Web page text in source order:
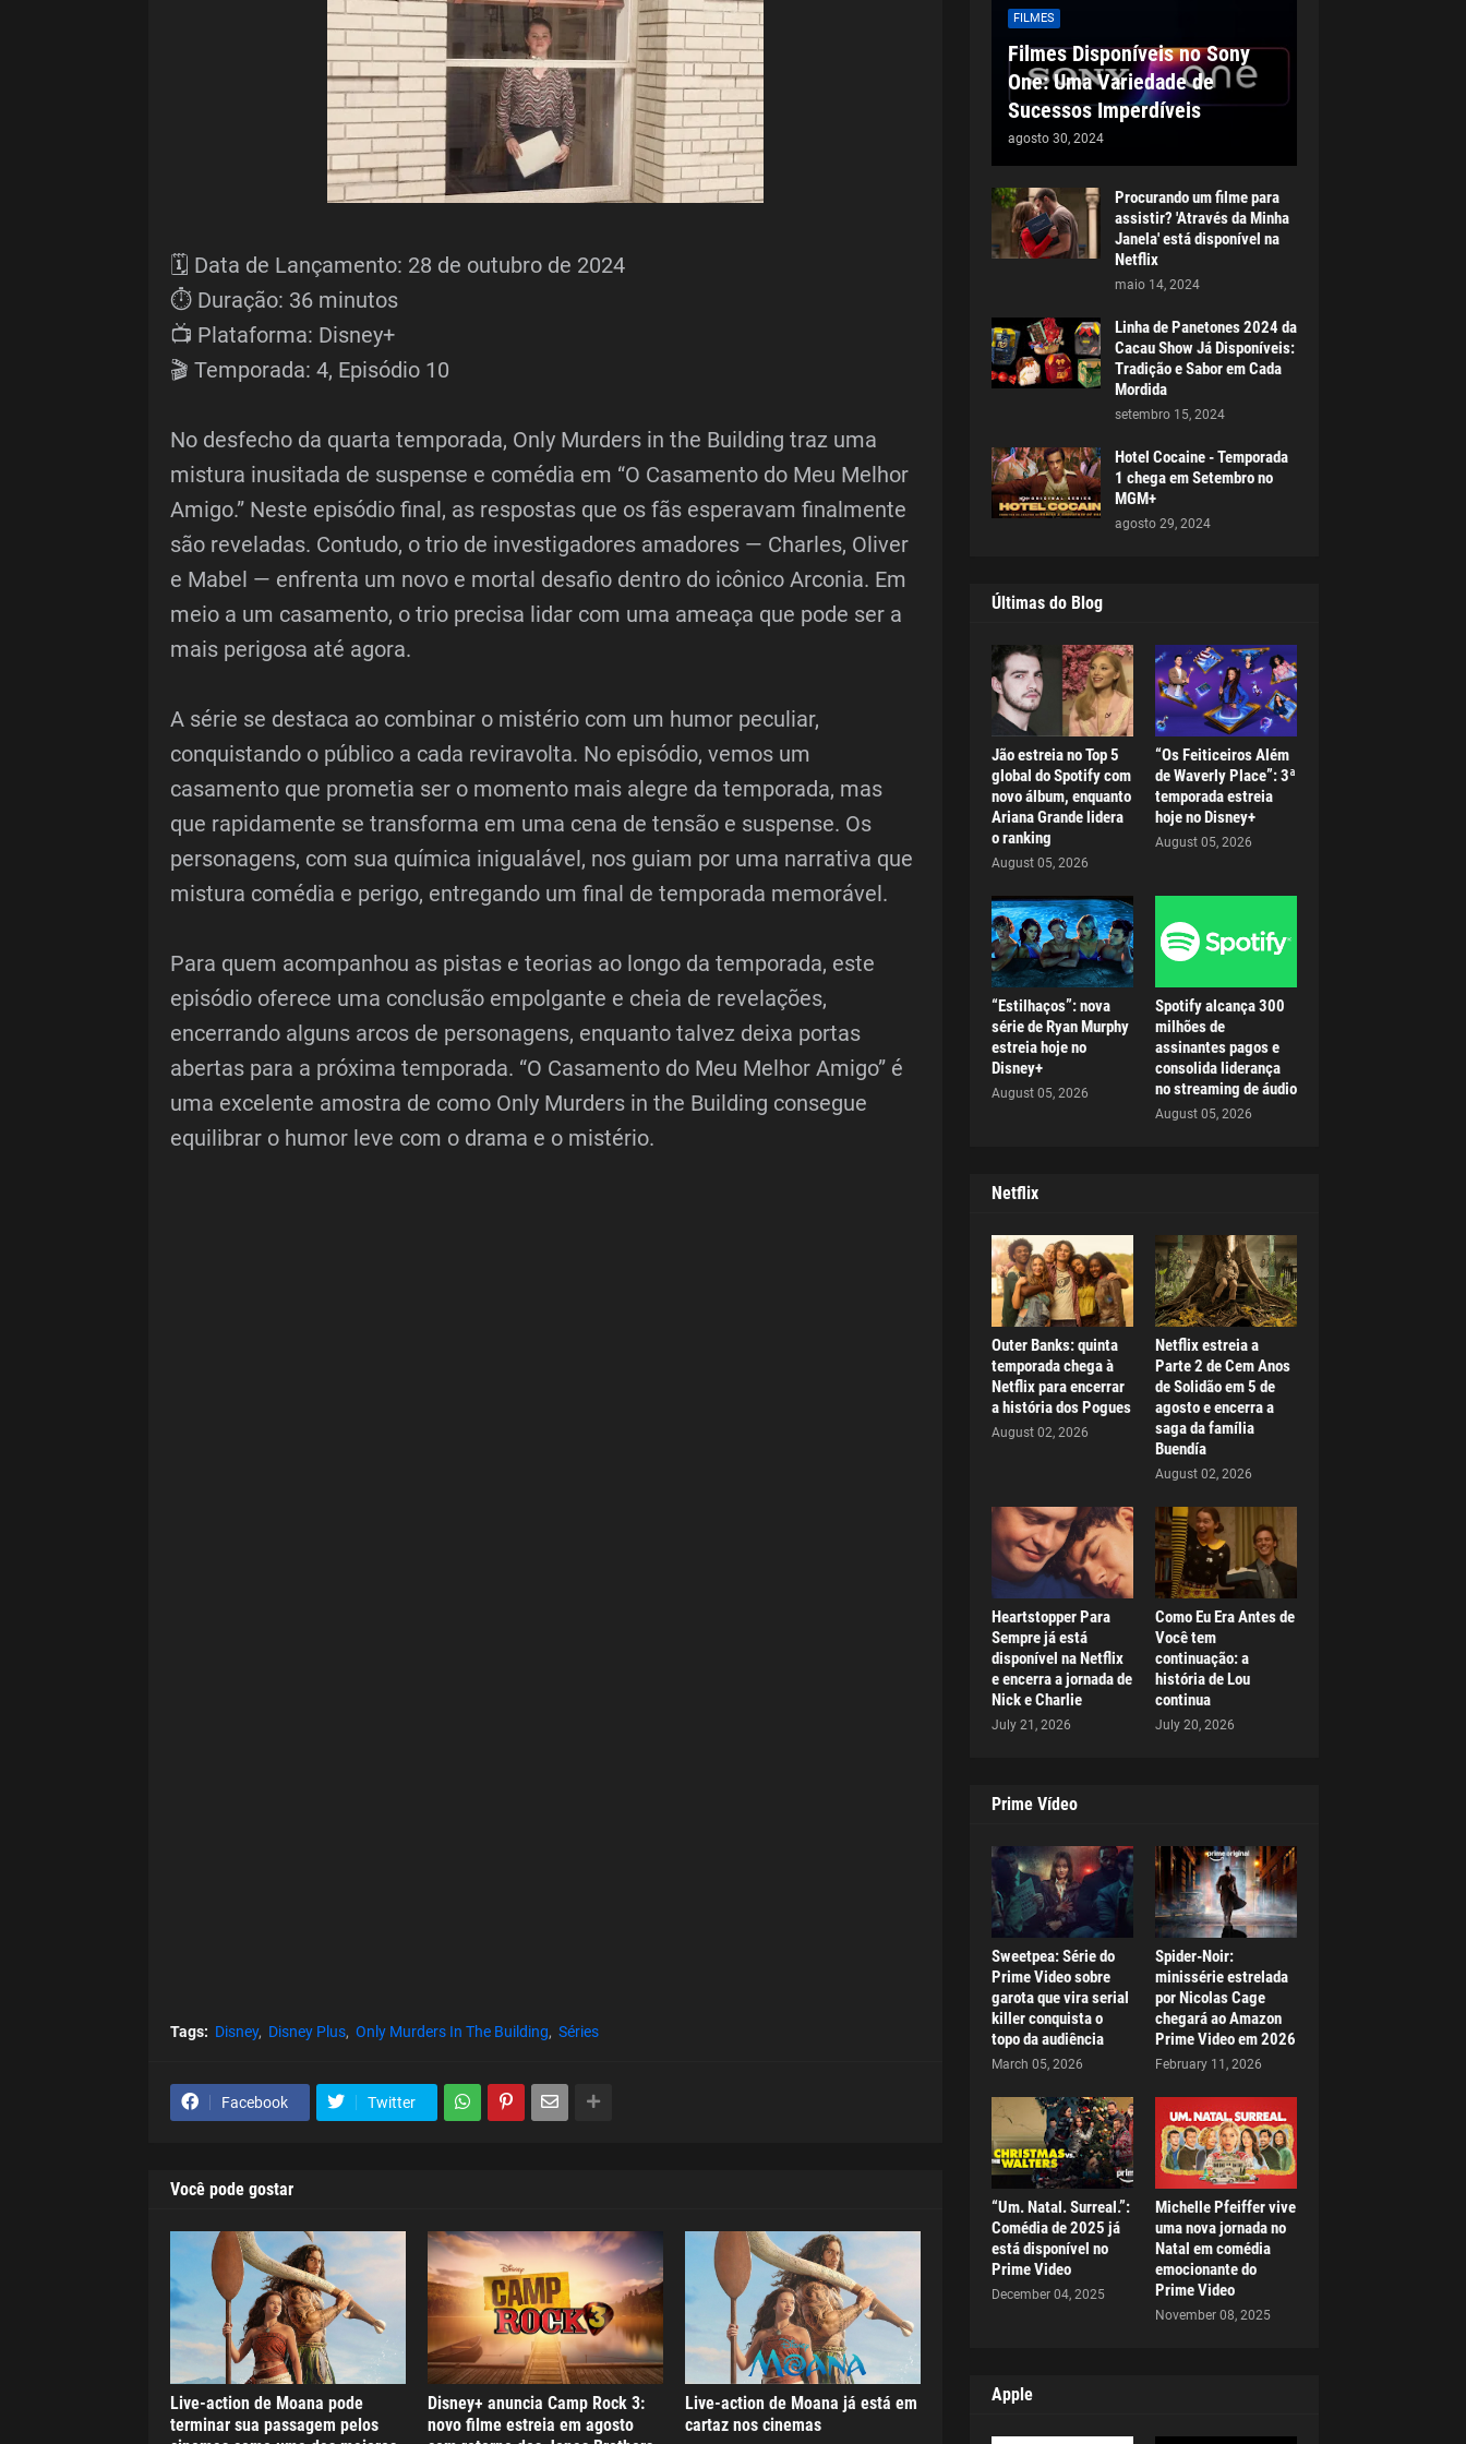
🗓️ Data de Lançamento: 28 de outubro de 2024
⏱️ Duração: 36 minutos
📺 Plataforma: Disney+
🎬 Temporada: 4, Episódio 10
No desfecho da quarta temporada, Only Murders in the Building traz uma
mistura inusitada de suspense e comédia em “O Casamento do Meu Melhor
Amigo.” Neste episódio final, as respostas que os fãs esperavam finalmente
são reveladas. Contudo, o trio de investigadores amadores — Charles, Oliver
e Mabel — enfrenta um novo e mortal desafio dentro do icônico Arconia. Em
meio a um casamento, o trio precisa lidar com uma ameaça que pode ser a
mais perigosa até agora.
A série se destaca ao combinar o mistério com um humor peculiar,
conquistando o público a cada reviravolta. No episódio, vemos um
casamento que prometia ser o momento mais alegre da temporada, mas
que rapidamente se transforma em uma cena de tensão e suspense. Os
personagens, com sua química inigualável, nos guiam por uma narrativa que
mistura comédia e perigo, entregando um final de temporada memorável.
Para quem acompanhou as pistas e teorias ao longo da temporada, este
episódio oferece uma conclusão empolgante e cheia de revelações,
encerrando alguns arcos de personagens, enquanto talvez deixa portas
abertas para a próxima temporada. “O Casamento do Meu Melhor Amigo” é
uma excelente amostra de como Only Murders in the Building consegue
equilibrar o humor leve com o drama e o mistério.
Tags: Disney Disney Plus Only Murders In The Building Séries
Facebook Twitter
Você pode gostar
Live-action de Moana pode
terminar sua passagem pelos
Disney+ anuncia Camp Rock 3:
novo filme estreia em agosto
Live-action de Moana já está em
cartaz nos cinemas
FILMES
Filmes Disponíveis no Sony
One: Uma Variedade de
Sucessos Imperdíveis
agosto 30, 2024
Procurando um filme para
assistir? 'Através da Minha
Janela' está disponível na
Netflix
maio 14, 2024
Linha de Panetones 2024 da
Cacau Show Já Disponíveis:
Tradição e Sabor em Cada
Mordida
setembro 15, 2024
Hotel Cocaine - Temporada
1 chega em Setembro no
MGM+
agosto 29, 2024
Últimas do Blog
Jão estreia no Top 5
global do Spotify com
novo álbum, enquanto
Ariana Grande lidera
o ranking
August 05, 2026
“Os Feiticeiros Além
de Waverly Place”: 3ª
temporada estreia
hoje no Disney+
August 05, 2026
“Estilhaços”: nova
série de Ryan Murphy
estreia hoje no
Disney+
August 05, 2026
Spotify alcança 300
milhões de
assinantes pagos e
consolida liderança
no streaming de áudio
August 05, 2026
Netflix
Outer Banks: quinta
temporada chega à
Netflix para encerrar
a história dos Pogues
August 02, 2026
Netflix estreia a
Parte 2 de Cem Anos
de Solidão em 5 de
agosto e encerra a
saga da família
Buendía
August 02, 2026
Heartstopper Para
Sempre já está
disponível na Netflix
e encerra a jornada de
Nick e Charlie
July 21, 2026
Como Eu Era Antes de
Você tem
continuação: a
história de Lou
continua
July 20, 2026
Prime Vídeo
Sweetpea: Série do
Prime Video sobre
garota que vira serial
killer conquista o
topo da audiência
March 05, 2026
Spider-Noir:
minissérie estrelada
por Nicolas Cage
chegará ao Amazon
Prime Video em 2026
February 11, 2026
“Um. Natal. Surreal.”:
Comédia de 2025 já
está disponível no
Prime Video
December 04, 2025
Michelle Pfeiffer vive
uma nova jornada no
Natal em comédia
emocionante do
Prime Video
November 08, 2025
Apple